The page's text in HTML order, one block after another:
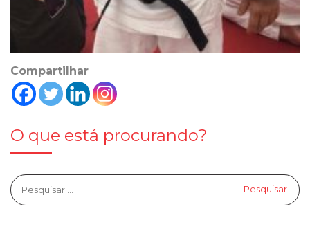
Compartilhar
O que está procurando?